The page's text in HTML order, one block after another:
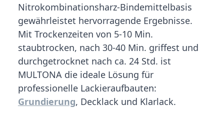
Nitrokombinationsharz-Bindemittelbasis
gewährleistet hervorragende Ergebnisse.
Mit Trockenzeiten von 5-10 Min.
staubtrocken, nach 30-40 Min. griffest und
durchgetrocknet nach ca. 24 Std. ist
MULTONA die ideale Lösung für
professionelle Lackieraufbauten:
Grundierung, Decklack und Klarlack.